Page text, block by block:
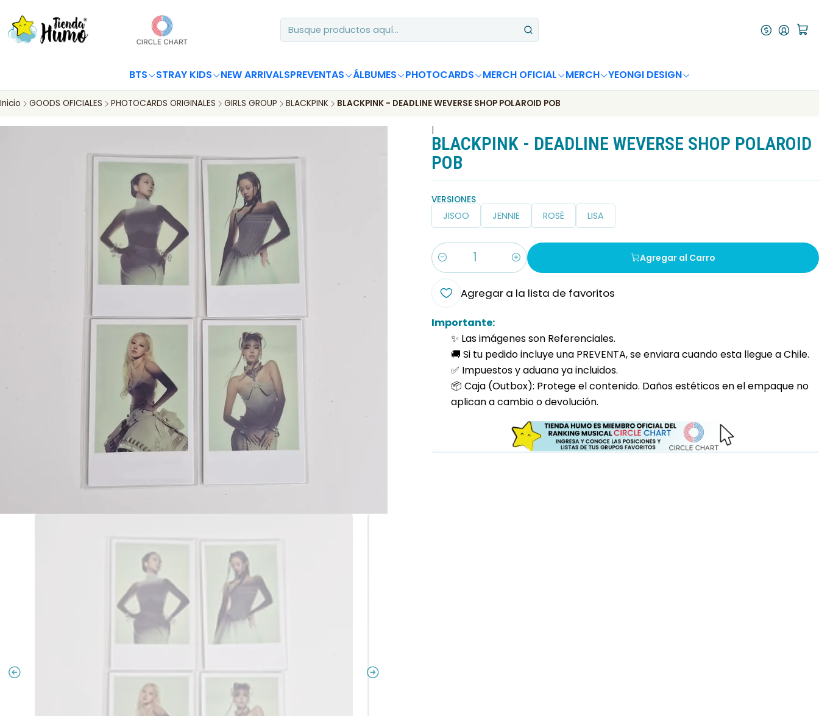
BTS STRAY KIDS NEW ARRIVALSPREVENTAS ÁLBUMES PHOTOCARDS MERCH OFICIAL MERCH YEONGI DESIGN
Inicio GOODS OFICIALES PHOTOCARDS ORIGINALES GIRLS GROUP BLACKPINK BLACKPINK - DEADLINE WEVERSE SHOP POLAROID POB
|
BLACKPINK - DEADLINE WEVERSE SHOP POLAROID
POB
VERSIONES
JISOO JENNIE ROSÉ LISA
Cantidad
Agregar al Carro
Agregar a la lista de favoritos
Importante:
✨ Las imágenes son Referenciales.
🚚 Si tu pedido incluye una PREVENTA, se enviara cuando esta llegue a Chile.
✅ Impuestos y aduana ya incluidos.
📦 Caja (Outbox): Protege el contenido. Daños estéticos en el empaque no
aplican a cambio o devolución.